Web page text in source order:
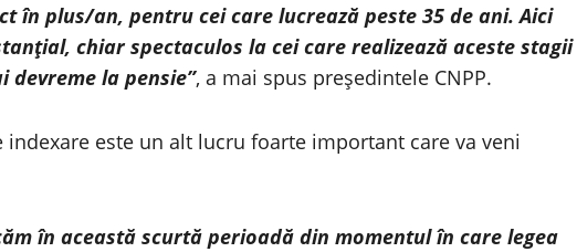
în plus/an, pentru cei care lucrează peste 35 de ani. Aici
chiar spectaculos la cei care realizează aceste stagii
devreme la pensie”, a mai spus preşedintele CNPP.
este un alt lucru foarte important care va veni
în această scurtă perioadă din momentul în care legea